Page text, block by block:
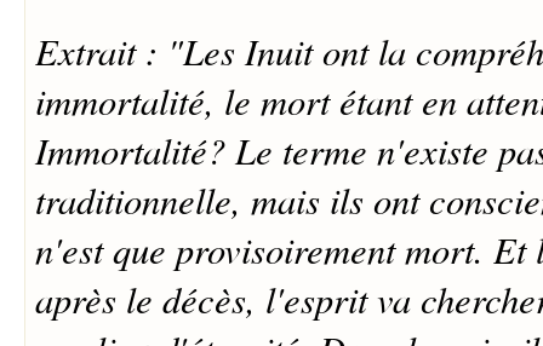
Extrait : "Les Inuit ont la
immortalité, le mort étant en
Immortalité? Le terme n'existe
traditionnelle, mais ils ont
n'est que provisoirement mort. Et
après le décès, l'esprit va